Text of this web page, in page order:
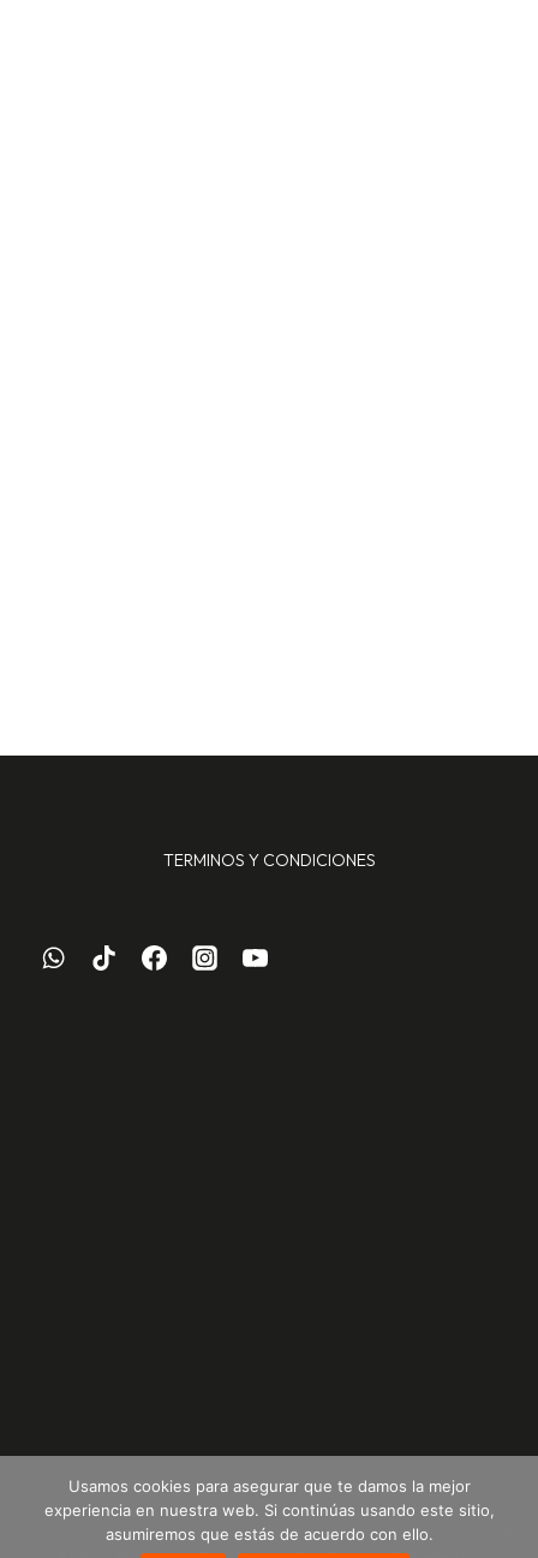
TERMINOS Y CONDICIONES
Usamos cookies para asegurar que te damos la mejor
experiencia en nuestra web. Si continúas usando este sitio,
asumiremos que estás de acuerdo con ello.